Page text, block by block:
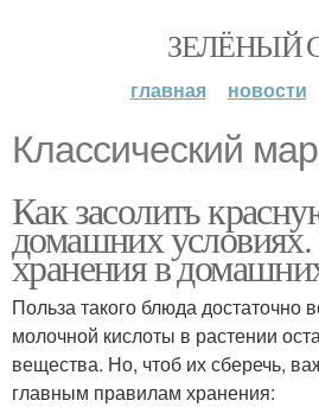
ЗЕЛЁНЫЙ
главная новости
Классический
Как засолить
домашних
хранения в
Польза такого блюда достаточно
молочной кислоты в растении
вещества. Но, чтоб их сберечь,
главным правилам хранения: